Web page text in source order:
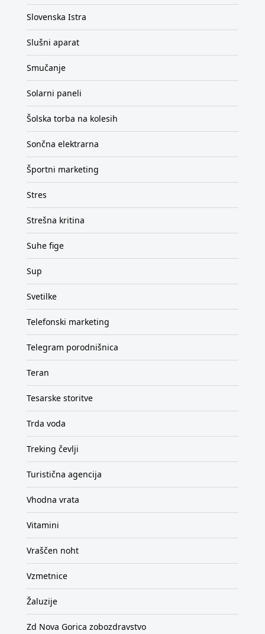
Slovenska Istra
Slušni aparat
Smučanje
Solarni paneli
Šolska torba na kolesih
Sončna elektrarna
Športni marketing
Stres
Strešna kritina
Suhe fige
Sup
Svetilke
Telefonski marketing
Telegram porodnišnica
Teran
Tesarske storitve
Trda voda
Treking čevlji
Turistična agencija
Vhodna vrata
Vitamini
Vraščen noht
Vzmetnice
Žaluzije
Zd Nova Gorica zobozdravstvo